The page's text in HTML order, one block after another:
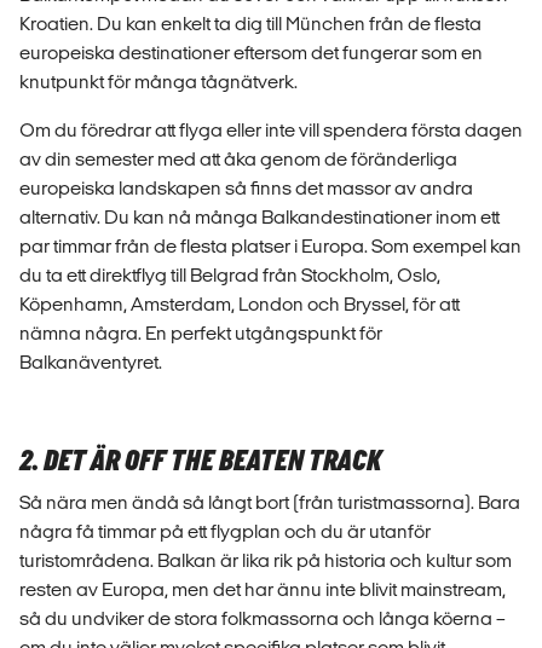
Kroatien. Du kan enkelt ta dig till München från de flesta
europeiska destinationer eftersom det fungerar som en
knutpunkt för många tågnätverk.
Om du föredrar att flyga eller inte vill spendera första dagen
av din semester med att åka genom de föränderliga
europeiska landskapen så finns det massor av andra
alternativ. Du kan nå många Balkandestinationer inom ett
par timmar från de flesta platser i Europa. Som exempel kan
du ta ett direktflyg till Belgrad från Stockholm, Oslo,
Köpenhamn, Amsterdam, London och Bryssel, för att
nämna några. En perfekt utgångspunkt för
Balkanäventyret.
2. DET ÄR OFF THE BEATEN TRACK
Så nära men ändå så långt bort (från turistmassorna). Bara
några få timmar på ett flygplan och du är utanför
turistområdena. Balkan är lika rik på historia och kultur som
resten av Europa, men det har ännu inte blivit mainstream,
så du undviker de stora folkmassorna och långa köerna –